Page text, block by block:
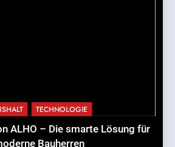
TECHNOLOGIE
ALHO – Die smarte Lösung für
Bauherren